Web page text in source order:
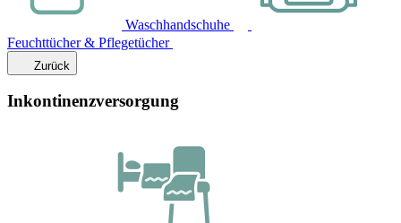
Waschhandschuhe
Feuchttücher & Pflegetücher
Zurück
Inkontinenzversorgung